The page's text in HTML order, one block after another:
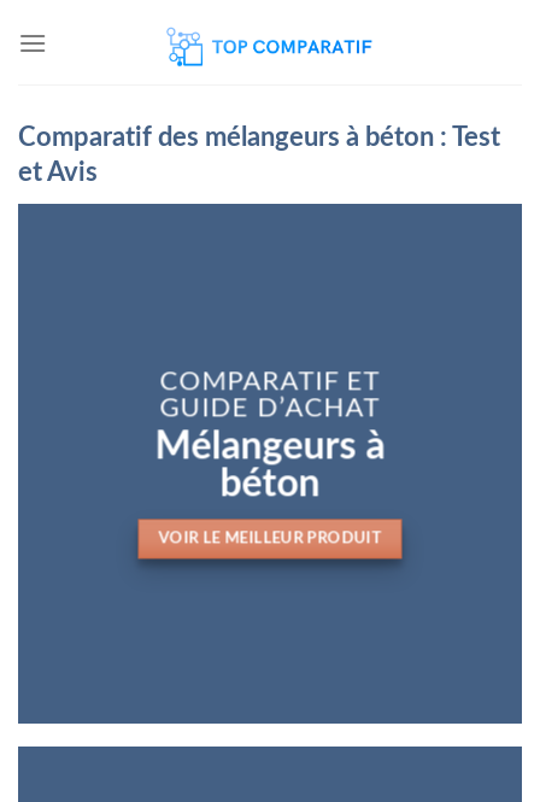
Comparatif des mélangeurs à béton : Test
et Avis
COMPARATIF ET
GUIDE D’ACHAT
Mélangeurs à
béton
VOIR LE MEILLEUR PRODUIT